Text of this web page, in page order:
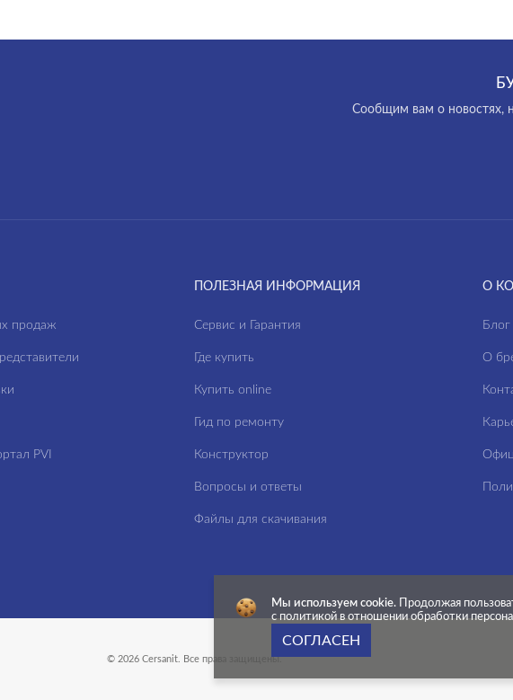
продаж
PVI
ПОЛЕЗНАЯ ИНФОРМАЦИЯ
Сервис и Гарантия
Где купить
Купить online
Гид по ремонту
Конструктор
Вопросы и ответы
Файлы для скачивания
О
Блог
О
Cообщим вам о новостях,
© 2026 Cersanit. Все права защищены.
Мы используем cookie. Продолжая
с политикой в отношении обработки
СОГЛАСЕН